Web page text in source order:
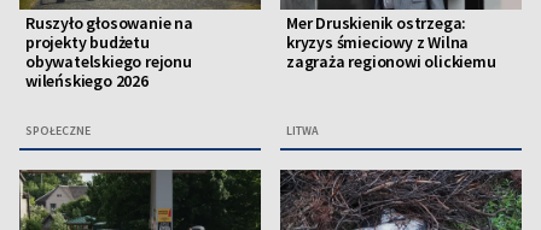
Ruszyło głosowanie na
projekty budżetu
obywatelskiego rejonu
wileńskiego 2026
SPOŁECZNE
Mer Druskienik ostrzega:
kryzys śmieciowy z Wilna
zagraża regionowi olickiemu
LITWA